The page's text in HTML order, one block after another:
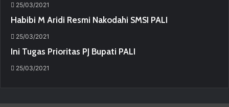
25/03/2021
Habibi M Aridi Resmi Nakodahi SMSI PALI
25/03/2021
Ini Tugas Prioritas PJ Bupati PALI
25/03/2021